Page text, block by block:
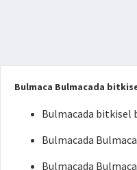
Bulmaca Bulmacada
Bulmacada bitkisel
Bulmacada
Bulmacada